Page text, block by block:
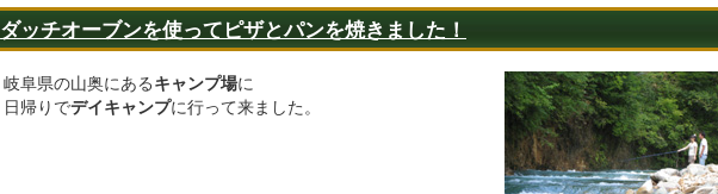
ダッチオーブンを使ってピザとパンを焼きました！
岐阜県の山奥にあるキャンプ場に
日帰りでデイキャンプに行って来ました。